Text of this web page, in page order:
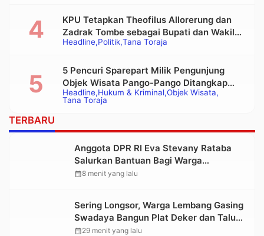
Headline Politik Tana Toraja
KPU Tetapkan Theofilus Allorerung dan
Zadrak Tombe sebagai Bupati dan Wakil
Bupati Tana Toraja Terpilih
Headline Hukum & Kriminal Objek Wisata
Tana Toraja
5 Pencuri Sparepart Milik Pengunjung
Objek Wisata Pango-Pango Ditangkap
Polisi
TERBARU
Anggota DPR RI Eva Stevany Rataba
Salurkan Bantuan Bagi Warga
Terdampak Longsor di Buntu Pepasan
calendar_month8 menit yang lalu
Sering Longsor, Warga Lembang Gasing
Swadaya Bangun Plat Deker dan Talut
Jalan Penghubung Antar Lembang
calendar_month29 menit yang lalu